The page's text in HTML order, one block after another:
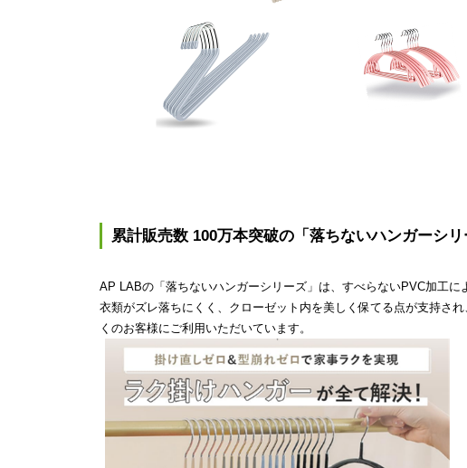
累計販売数 100万本突破の「落ちないハンガーシリ
AP LABの「落ちないハンガーシリーズ」は、すべらないPVC加工
衣類がズレ落ちにくく、クローゼット内を美しく保てる点が支持さ
くのお客様にご利用いただいています。